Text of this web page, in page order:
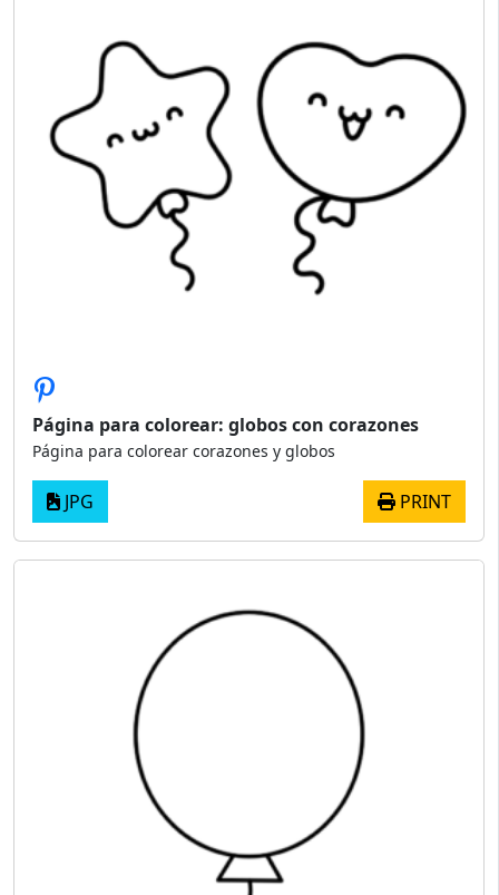
Página para colorear: globos con corazones
Página para colorear corazones y globos
JPG PRINT